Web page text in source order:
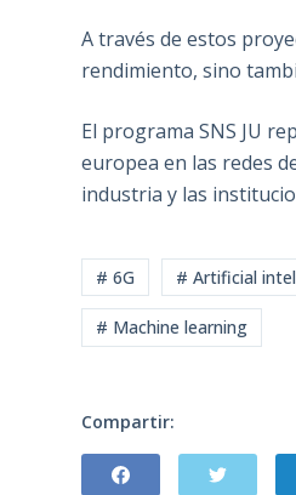
A través de estos
rendimiento, sino
El programa SNS JU
europea en las redes
industria y las
# 6G # Artificial
# Machine learning
Compartir: